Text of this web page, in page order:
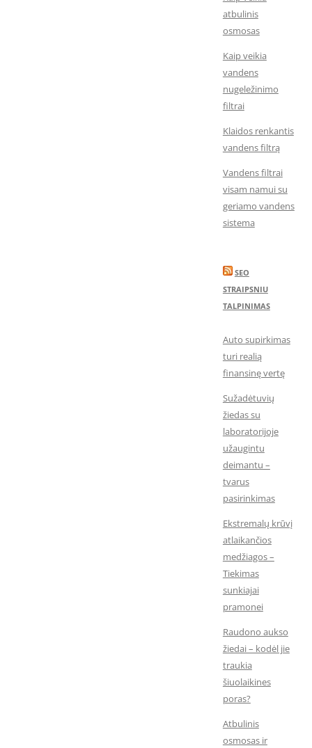
atbulinis
osmosas
Kaip veikia
vandens
nugeležinimo
filtrai
Klaidos renkantis
vandens filtrą
Vandens filtrai
visam namui su
geriamo vandens
sistema
SEO
STRAIPSNIU
TALPINIMAS
Auto supirkimas
turi realią
finansinę vertę
Sužadėtuvių
žiedas su
laboratorijoje
užaugintu
deimantu –
tvarus
pasirinkimas
Ekstremalų krūvį
atlaikančios
medžiagos –
Tiekimas
sunkiajai
pramonei
Raudono aukso
žiedai – kodėl jie
traukia
šiuolaikines
poras?
Atbulinis
osmosas ir